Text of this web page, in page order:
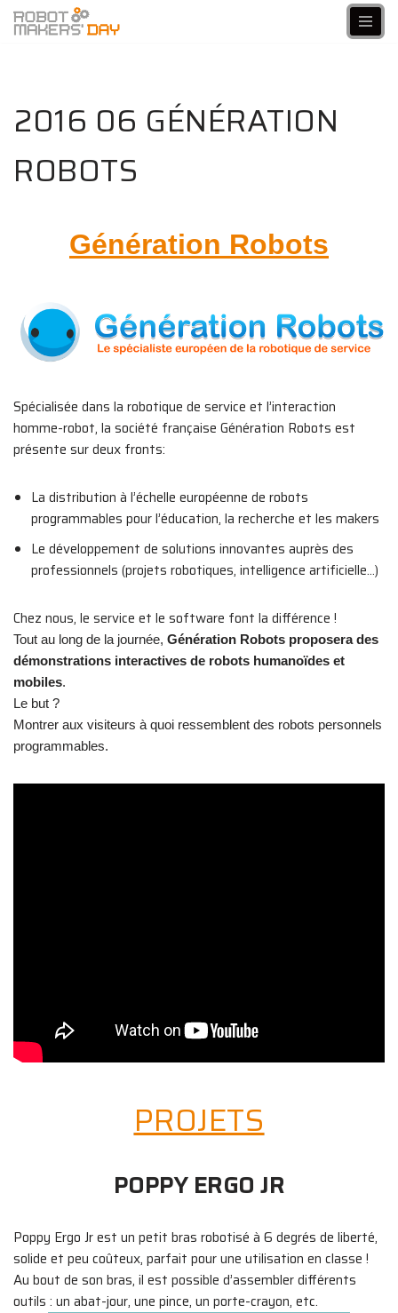
2016 06 GÉNÉRATION
ROBOTS
Génération Robots
Spécialisée dans la robotique de service et l’interaction
homme-robot, la société française Génération Robots est
présente sur deux fronts:
La distribution à l’échelle européenne de robots
programmables pour l’éducation, la recherche et les makers
Le développement de solutions innovantes auprès des
professionnels (projets robotiques, intelligence artificielle…)
Chez nous, le service et le software font la différence !
Tout au long de la journée, Génération Robots proposera des
démonstrations interactives de robots humanoïdes et
mobiles.
Le but ?
Montrer aux visiteurs à quoi ressemblent des robots personnels
programmables.
PROJETS
POPPY ERGO JR
Poppy Ergo Jr est un petit bras robotisé à 6 degrés de liberté,
solide et peu coûteux, parfait pour une utilisation en classe !
Au bout de son bras, il est possible d’assembler différents
outils : un abat-jour, une pince, un porte-crayon, etc.